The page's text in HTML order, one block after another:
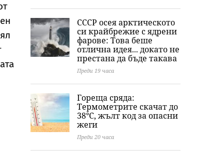
СССР осея арктическото
си крайбрежие с ядрени
фарове: Това беше
отлична идея... докато не
престана да бъде такава
Преди 19 часа
Гореща сряда:
Термометрите скачат до
38°C, жълт код за опасни
жеги
Преди 20 часа